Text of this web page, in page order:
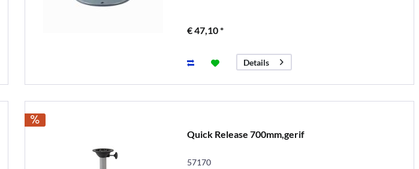
€ 47,10 *
Details
Quick Release 700mm,gerif
57170